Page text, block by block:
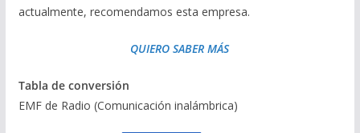
actualmente, recomendamos esta empresa.
QUIERO SABER MÁS
Tabla de conversión
EMF de Radio (Comunicación inalámbrica)